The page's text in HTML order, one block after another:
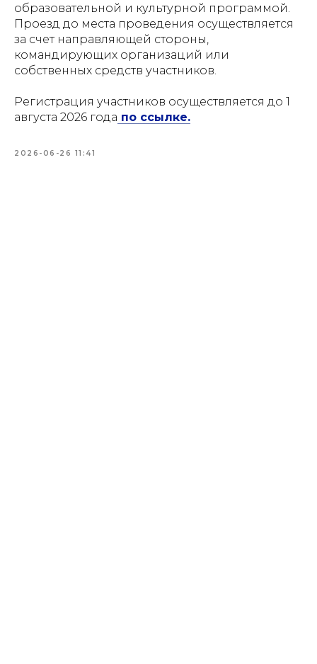
О ПАЛАТЕ
НОВОСТИ
образовательной и культурной программой.
Проезд до места проведения осуществляется
за счет направляющей стороны,
командирующих организаций или
собственных средств участников.
Регистрация участников осуществляется до 1
августа 2026 года по ссылке.
2026-06-26 11:41